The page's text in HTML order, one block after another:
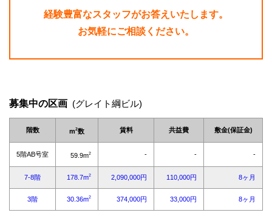
経験豊富なスタッフがお答えいたします。
お気軽にご相談ください。
募集中の区画 (グレイト綱ビル)